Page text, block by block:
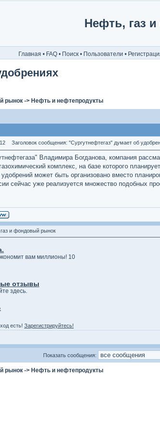
Нефть, газ
Главная • FAQ • Поиск • Пользователи •
рынок -> Нефть и нефтепродукты
Заголовок сообщения: "Сургутнефтегаз" думает об
Владимира Богданова, компания
комплекс, на базе которого
может быть организовано вместо
сейчас уже реализуется множество подобных
и фондовый рынок
вам миллионы! 10
отзывы
здесь.
есть! Зарегистрируйтесь!
Показать сообщения:
рынок -> Нефть и нефтепродукты